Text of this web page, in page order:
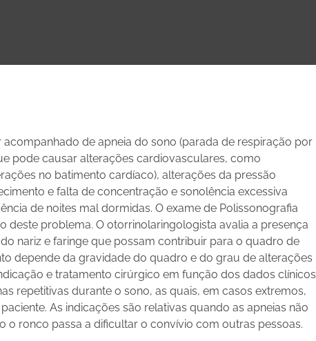
de apneia do sono (parada de respiração por
pode causar alterações cardiovasculares, como
no batimento cardíaco), alterações da pressão
e falta de concentração e sonolência excessiva
de noites mal dormidas. O exame de Polissonografia
deste problema. O otorrinolaringologista avalia a presença
nariz e faringe que possam contribuir para o quadro de
depende da gravidade do quadro e do grau de alterações
e tratamento cirúrgico em função dos dados clínicos
repetitivas durante o sono, as quais, em casos extremos,
As indicações são relativas quando as apneias não
o ronco passa a dificultar o convívio com outras pessoas.